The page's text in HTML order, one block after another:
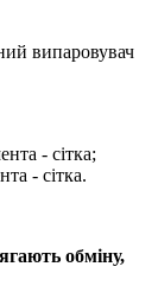
випаровувач
- сітка;
- сітка.
обміну,